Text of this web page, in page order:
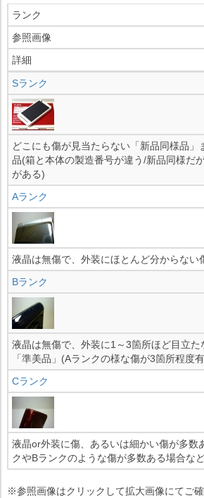
ランク
参照画像
詳細
Sランク
どこにも傷が見当たらない「新品同様品」
品(箱と本体の製造番号が違う/新品同様だ
がある)
Aランク
液晶は無傷で、外装にほとんど分からない
Bランク
液晶は無傷で、外装に1～3箇所ほど目立た
「準美品」(Aランクの様な傷が3箇所程度
Cランク
液晶or外装に傷、あるいは細かい傷が多数
クやBランクのような傷が多数ある場合な
※参照画像はクリックして拡大画像にてご確